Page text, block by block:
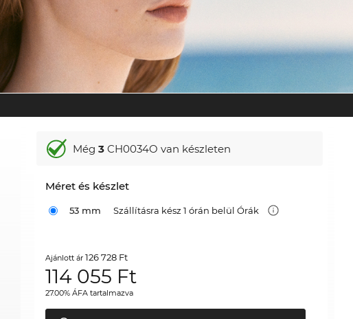
Még3 CH0034O van készleten
Méret és készlet
53 mm Szállításra kész 1 órán belül Órák
Ajánlott ár126 728 Ft
114 055 Ft
27.00% ÁFA tartalmazva